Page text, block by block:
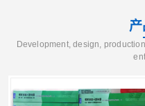
Development, design,